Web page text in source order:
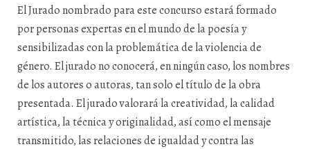
El Jurado nombrado para este concurso estará formado
por personas expertas en el mundo de la poesía y
sensibilizadas con la problemática de la violencia de
género. El jurado no conocerá, en ningún caso, los nombres
de los autores o autoras, tan solo el título de la obra
presentada. El jurado valorará la creatividad, la calidad
artística, la técnica y originalidad, así como el mensaje
transmitido, las relaciones de igualdad y contra las